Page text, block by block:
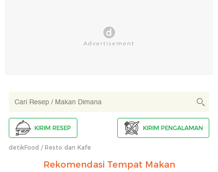
KIRIM RESEP KIRIM PENGALAMAN
detikFood Resto dan Kafe
Rekomendasi Tempat Makan